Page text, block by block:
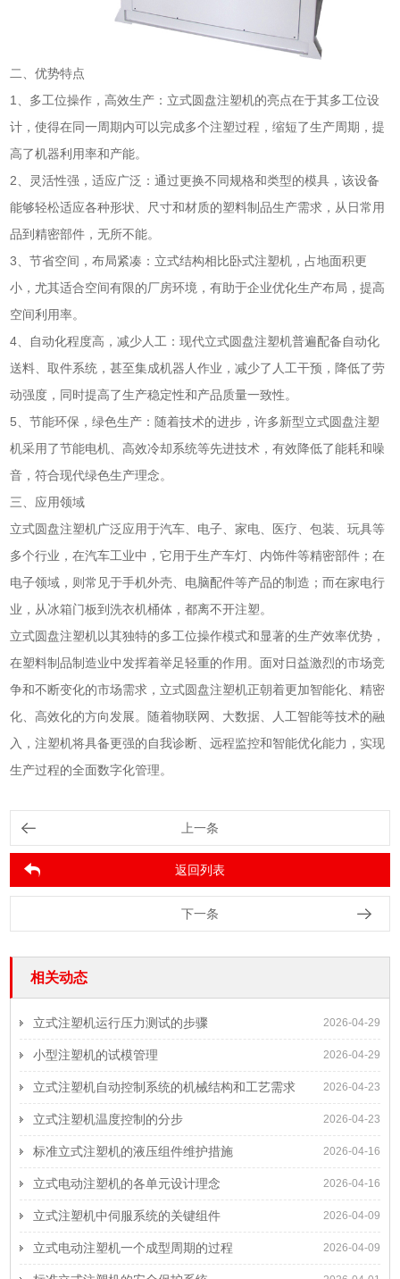
二、优势特点
1、多工位操作，高效生产：立式圆盘注塑机的亮点在于其多工位设
计，使得在同一周期内可以完成多个注塑过程，缩短了生产周期，提
高了机器利用率和产能。
2、灵活性强，适应广泛：通过更换不同规格和类型的模具，该设备
能够轻松适应各种形状、尺寸和材质的塑料制品生产需求，从日常用
品到精密部件，无所不能。
3、节省空间，布局紧凑：立式结构相比卧式注塑机，占地面积更
小，尤其适合空间有限的厂房环境，有助于企业优化生产布局，提高
空间利用率。
4、自动化程度高，减少人工：现代立式圆盘注塑机普遍配备自动化
送料、取件系统，甚至集成机器人作业，减少了人工干预，降低了劳
动强度，同时提高了生产稳定性和产品质量一致性。
5、节能环保，绿色生产：随着技术的进步，许多新型立式圆盘注塑
机采用了节能电机、高效冷却系统等先进技术，有效降低了能耗和噪
音，符合现代绿色生产理念。
三、应用领域
立式圆盘注塑机广泛应用于汽车、电子、家电、医疗、包装、玩具等
多个行业，在汽车工业中，它用于生产车灯、内饰件等精密部件；在
电子领域，则常见于手机外壳、电脑配件等产品的制造；而在家电行
业，从冰箱门板到洗衣机桶体，都离不开注塑。
立式圆盘注塑机以其独特的多工位操作模式和显著的生产效率优势，
在塑料制品制造业中发挥着举足轻重的作用。面对日益激烈的市场竞
争和不断变化的市场需求，立式圆盘注塑机正朝着更加智能化、精密
化、高效化的方向发展。随着物联网、大数据、人工智能等技术的融
入，注塑机将具备更强的自我诊断、远程监控和智能优化能力，实现
生产过程的全面数字化管理。
上一条
返回列表
下一条
相关动态
2026-04-29
立式注塑机运行压力测试的步骤
2026-04-29
小型注塑机的试模管理
2026-04-23
立式注塑机自动控制系统的机械结构和工艺需求
2026-04-23
立式注塑机温度控制的分步
2026-04-16
标准立式注塑机的液压组件维护措施
2026-04-16
立式电动注塑机的各单元设计理念
2026-04-09
立式注塑机中伺服系统的关键组件
2026-04-09
立式电动注塑机一个成型周期的过程